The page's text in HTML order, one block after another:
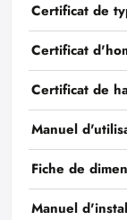
Certificat de
Certificat
Certificat de
Manuel
Fiche de
Manuel